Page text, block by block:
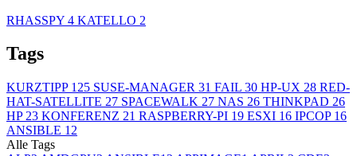
RHASSPY 4 KATELLO 2
Tags
KURZTIPP 125 SUSE-MANAGER 31 FAIL 30 HP-UX 28 RED-
HAT-SATELLITE 27 SPACEWALK 27 NAS 26 THINKPAD 26
HP 23 KONFERENZ 21 RASPBERRY-PI 19 ESXI 16 IPCOP 16
ANSIBLE 12
Alle Tags